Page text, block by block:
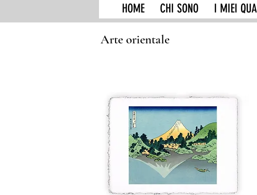
HOME CHI SONO I MIEI
Arte orientale